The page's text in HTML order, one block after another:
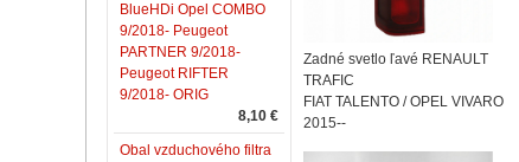
BlueHDi Opel COMBO
9/2018- Peugeot
PARTNER 9/2018-
Peugeot RIFTER
9/2018- ORIG
8,10 €
Obal vzduchového filtra
Zadné svetlo ľavé RENAULT
TRAFIC
FIAT TALENTO / OPEL VIVARO
2015--